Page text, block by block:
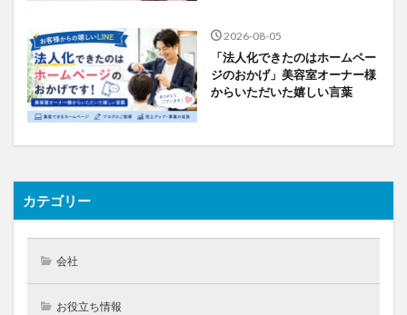
2026-08-05
「法人化できたのはホームペー
ジのおかげ」美容室オーナー様
からいただいた嬉しい言葉
カテゴリー
会社
お役立ち情報